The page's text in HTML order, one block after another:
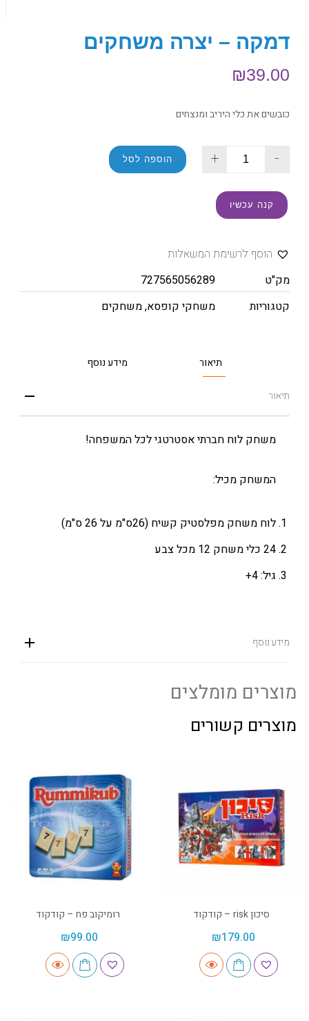
דמקה – יצרה משחקים
₪39.00
כובשים את כלי היריב ומנצחים
-
+ הוספה לסל
קנה עכשיו
הוסף לרשימת המשאלות
מק"ט
727565056289
קטגוריות
משחקי קופסא,משחקים
תיאור מידע נוסף
תיאור
משחק לוח חברתי אסטרטגי לכל המשפחה!
המשחק מכיל:
לוח משחק מפלסטיק קשיח (26ס"מ על 26 ס"מ)
24 כלי משחק 12 מכל צבע
גיל: 4+
מידע נוסף
מוצרים מומלצים
מוצרים קשורים
סיכון risk – קודקוד
₪179.00
רומיקוב פח – קודקוד
₪99.00